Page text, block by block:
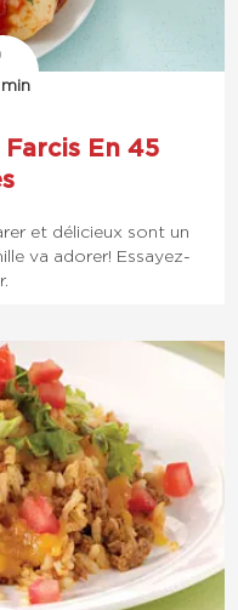
Farcis En 45
et délicieux sont un
va adorer! Essayez-